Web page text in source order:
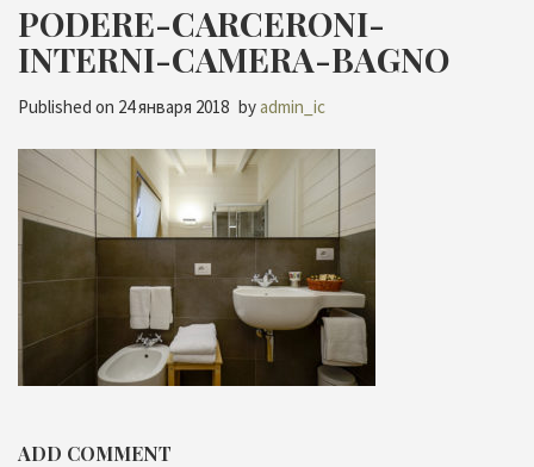
PODERE-CARCERONI-
INTERNI-CAMERA-BAGNO
Published on 24 января 2018 byadmin_ic
ADD COMMENT